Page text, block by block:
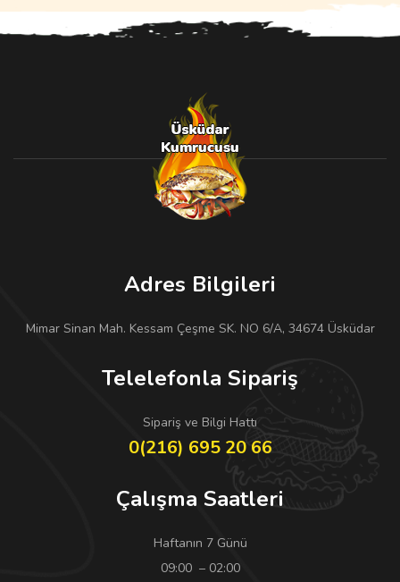
Adres Bilgileri
Mimar Sinan Mah. Kessam Çeşme SK. NO 6/A, 34674 Üsküdar
Telelefonla Sipariş
Sipariş ve Bilgi Hattı
0(216) 695 20 66
Çalışma Saatleri
Haftanın 7 Günü
09:00 – 02:00